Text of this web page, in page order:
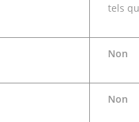
tels
Non
Non